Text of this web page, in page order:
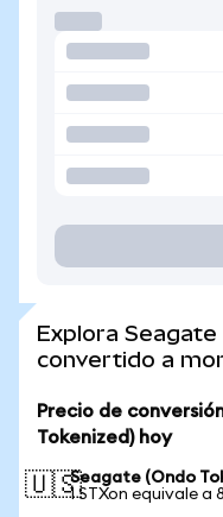
Explora Seagate
convertido a
Precio de
Tokenized) hoy
🇺🇸Seagate (Ondo
1 STXon equivale a